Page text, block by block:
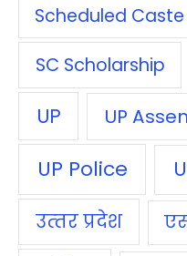
Scheduled Caste
SC Scholarship
UP UP
UP Police
उत्‍तर प्रदेश